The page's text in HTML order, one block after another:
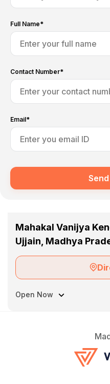
Full Name*
Contact Number*
Email*
Open Now
Mahakal Vanijya
Ujjain, Madhya